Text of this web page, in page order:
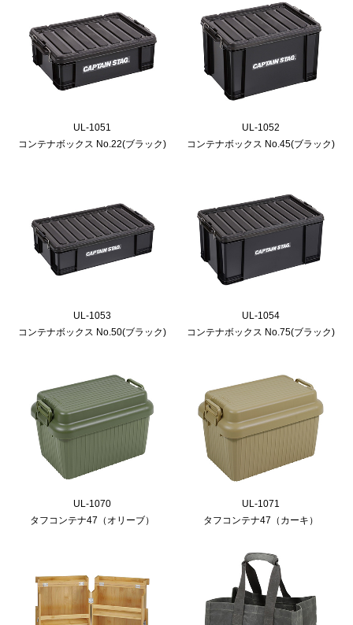
UL-1051
コンテナボックス No.22(ブラック)
UL-1052
コンテナボックス No.45(ブラック)
UL-1053
コンテナボックス No.50(ブラック)
UL-1054
コンテナボックス No.75(ブラック)
UL-1070
タフコンテナ47（オリーブ）
UL-1071
タフコンテナ47（カーキ）